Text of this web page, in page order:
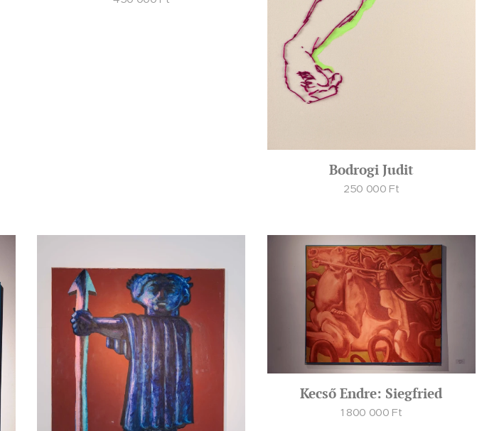
Bodrogi Judit
250 000 Ft
Kecső Endre: Siegfried
1 800 000 Ft